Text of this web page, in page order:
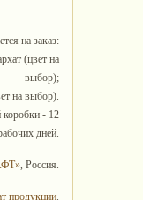
на заказ:
(цвет на
выбор);
на выбор).
коробки - 12
дней.
, Россия.
продукции.